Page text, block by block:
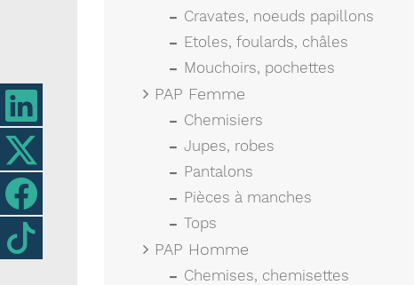
Cravates, noeuds papillons
Etoles, foulards, châles
Mouchoirs, pochettes
PAP Femme
Chemisiers
Jupes, robes
Pantalons
Pièces à manches
Tops
PAP Homme
Chemises, chemisettes